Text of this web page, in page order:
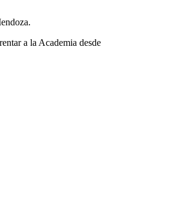
a la Academia desde